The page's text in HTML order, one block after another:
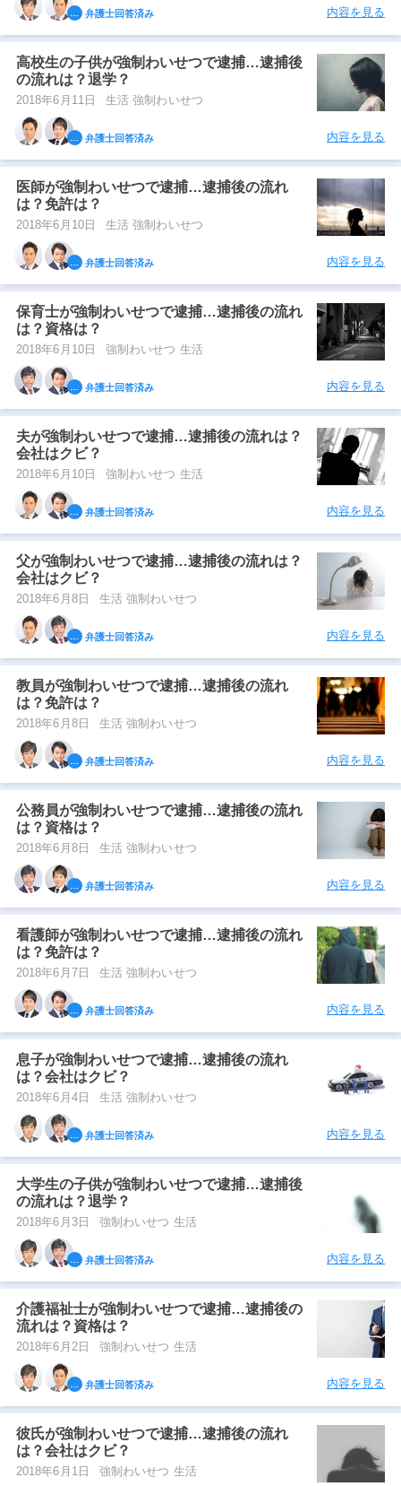
弁護士回答済み 内容を見る
高校生の子供が強制わいせつで逮捕…逮捕後
の流れは？退学？
2018年6月11日 生活 強制わいせつ
弁護士回答済み 内容を見る
医師が強制わいせつで逮捕…逮捕後の流れ
は？免許は？
2018年6月10日 生活 強制わいせつ
弁護士回答済み 内容を見る
保育士が強制わいせつで逮捕…逮捕後の流れ
は？資格は？
2018年6月10日 強制わいせつ 生活
弁護士回答済み 内容を見る
夫が強制わいせつで逮捕…逮捕後の流れは？
会社はクビ？
2018年6月10日 強制わいせつ 生活
弁護士回答済み 内容を見る
父が強制わいせつで逮捕…逮捕後の流れは？
会社はクビ？
2018年6月8日 生活 強制わいせつ
弁護士回答済み 内容を見る
教員が強制わいせつで逮捕…逮捕後の流れ
は？免許は？
2018年6月8日 生活 強制わいせつ
弁護士回答済み 内容を見る
公務員が強制わいせつで逮捕…逮捕後の流れ
は？資格は？
2018年6月8日 生活 強制わいせつ
弁護士回答済み 内容を見る
看護師が強制わいせつで逮捕…逮捕後の流れ
は？免許は？
2018年6月7日 生活 強制わいせつ
弁護士回答済み 内容を見る
息子が強制わいせつで逮捕…逮捕後の流れ
は？会社はクビ？
2018年6月4日 生活 強制わいせつ
弁護士回答済み 内容を見る
大学生の子供が強制わいせつで逮捕…逮捕後
の流れは？退学？
2018年6月3日 強制わいせつ 生活
弁護士回答済み 内容を見る
介護福祉士が強制わいせつで逮捕…逮捕後の
流れは？資格は？
2018年6月2日 強制わいせつ 生活
弁護士回答済み 内容を見る
彼氏が強制わいせつで逮捕…逮捕後の流れ
は？会社はクビ？
2018年6月1日 強制わいせつ 生活